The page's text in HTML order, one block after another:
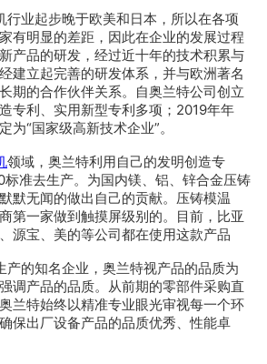
业起步晚于欧美和日本，所以在各项
有明显的差距，因此在企业的发展过程
产品的研发，经过近十年的技术积累与
建立起完善的研发体系，并与欧洲著名
期的合作伙伴关系。自奥兰特公司创立
专利、实用新型专利多项；2019年年
为“国家级高新技术企业”。
领域，奥兰特利用自己的发明创造专
准去生产。为国内镁、铝、锌合金压铸
默无闻的做出自己的贡献。压铸模温
第一家做到触摸屏级别的。目前，比亚
源宝、美的等公司都在使用这款产品
的知名企业，奥兰特视产品的品质为
调产品的品质。从前期的零部件采购直
兰特始终以精准专业眼光审视每一个环
保出厂设备产品的品质优秀、性能卓